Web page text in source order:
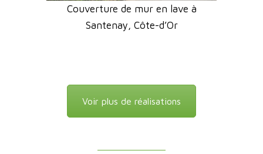
Couverture de mur en lave à
Santenay, Côte-d’Or
Voir plus de réalisations